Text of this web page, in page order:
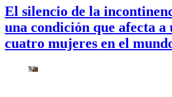
El silencio de la
una condición que afecta a
cuatro mujeres en el